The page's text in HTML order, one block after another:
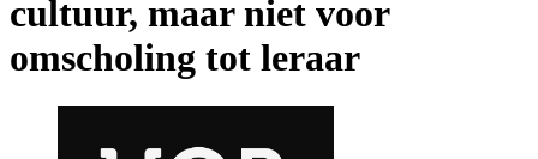
cultuur, maar niet voor
omscholing tot leraar